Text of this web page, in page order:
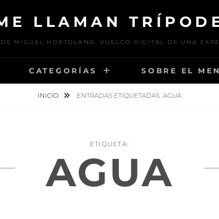
LLAMAN
MIGUEL HORTOLANO. VUELCO DIGITAL DE UNA
CATEGORÍAS SOBRE EL
INICIO ENTRADAS ETIQUETADAS AGUA
ETIQUETA:
AGUA